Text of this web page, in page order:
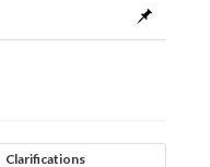
Clarifications